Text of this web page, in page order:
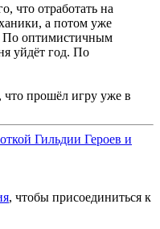
что отработать на
а потом уже
По оптимистичным
уйдёт год. По
прошёл игру уже в
Гильдии Героев и
, чтобы присоединиться к